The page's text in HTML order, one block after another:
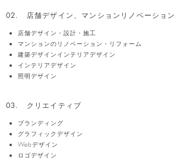
02. 店舗デザイン、マンションリノベーション
店舗デザイン・設計・施工
マンションのリノベーション・リフォーム
建築デザインインテリアデザイン
インテリアデザイン
​照明デザイン
03. クリエイティブ
ブランディング
グラフィックデザイン
Webデザイン
ロゴデザイン